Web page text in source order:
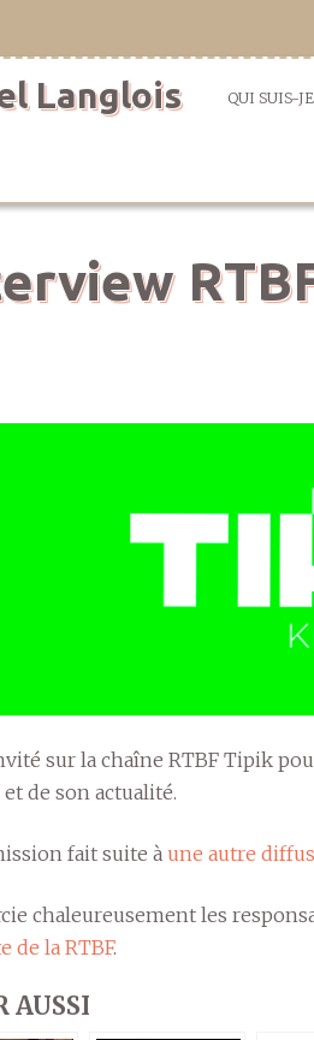
Langlois QUI SUIS-
sur la chaîne RTBF Tipik
de son actualité.
fait suite à une autre
chaleureusement les
de la RTBF.
AUSSI